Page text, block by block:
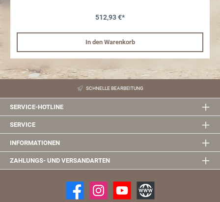
512,93 €*
In den Warenkorb
SCHNELLE BEARBEITUNG
SERVICE-HOTLINE
SERVICE
INFORMATIONEN
ZAHLUNGS- UND VERSANDARTEN